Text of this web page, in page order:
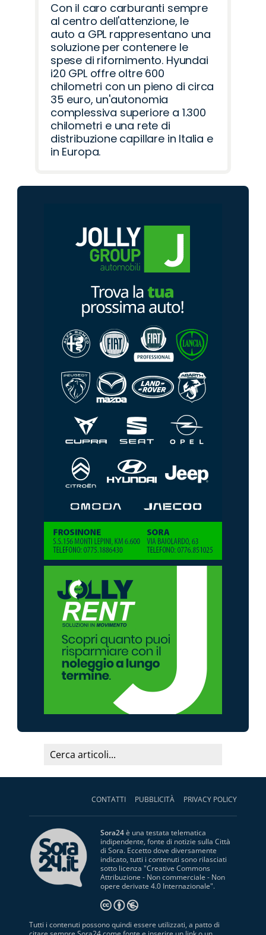
Con il caro carburanti sempre
al centro dell'attenzione, le
auto a GPL rappresentano una
soluzione per contenere le
spese di rifornimento. Hyundai
i20 GPL offre oltre 600
chilometri con un pieno di circa
35 euro, un'autonomia
complessiva superiore a 1.300
chilometri e una rete di
distribuzione capillare in Italia e
in Europa.
CONTATTI PUBBLICITÀ PRIVACY POLICY
Sora24è una testata telematica
indipendente, fonte di notizie sulla Città
di Sora. Eccetto dove diversamente
indicato, tutti i contenuti sono rilasciati
sotto licenza "Creative Commons
Attribuzione - Non commerciale - Non
opere derivate 4.0 Internazionale".
Tutti i contenuti possono quindi essere utilizzati, a patto di